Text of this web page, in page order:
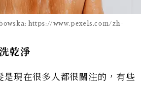
https://www.pexels.com/zh-
乾淨
是現在很多人都很關注的，有些